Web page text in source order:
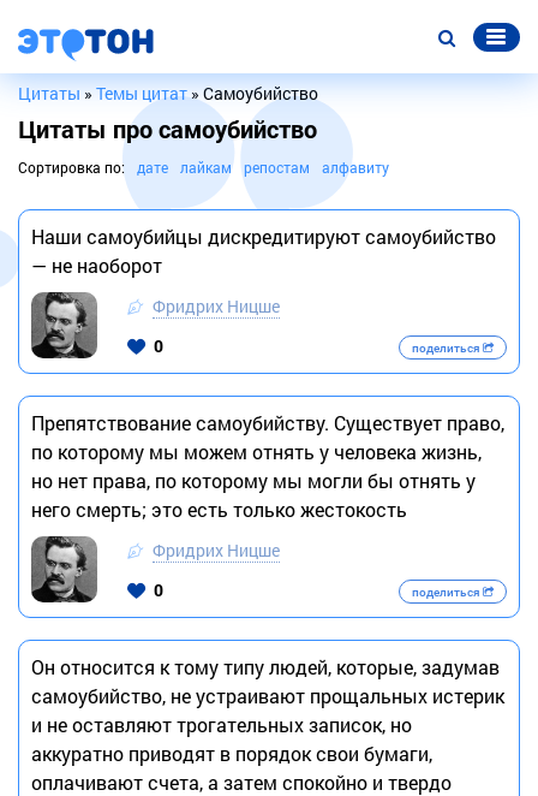
Цитаты » Темы цитат» Самоубийство
Цитаты про самоубийство
Сортировка по: дате лайкам репостам алфавиту
Наши самоубийцы дискредитируют самоубийство
— не наоборот
Фридрих Ницше
0
поделиться
Препятствование самоубийству. Существует право,
по которому мы можем отнять у человека жизнь,
но нет права, по которому мы могли бы отнять у
него смерть; это есть только жестокость
Фридрих Ницше
0
поделиться
Он относится к тому типу людей, которые, задумав
самоубийство, не устраивают прощальных истерик
и не оставляют трогательных записок, но
аккуратно приводят в порядок свои бумаги,
оплачивают счета, а затем спокойно и твердо